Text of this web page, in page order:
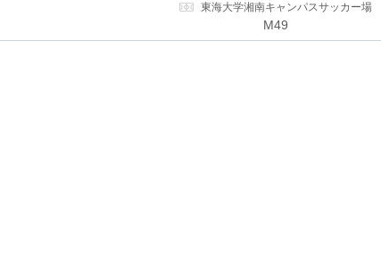
東海大学湘南キャンパスサッカー場
M49